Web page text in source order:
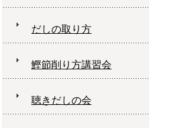
だしの取り方
鰹節削り方講習会
聴きだしの会